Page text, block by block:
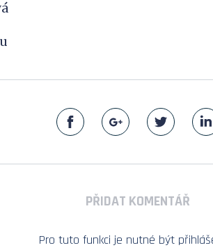
PŘIDAT KOMENTÁŘ
Pro tuto funkci je nutné být